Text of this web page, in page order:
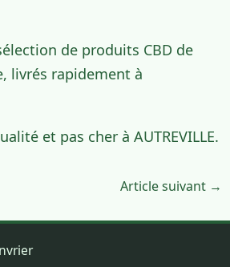
de produits CBD de
livrés rapidement à
et pas cher à AUTREVILLE.
Article suivant →